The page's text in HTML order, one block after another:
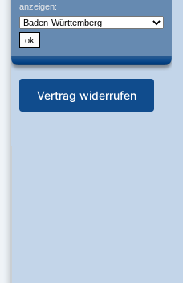
anzeigen:
Vertrag widerrufen